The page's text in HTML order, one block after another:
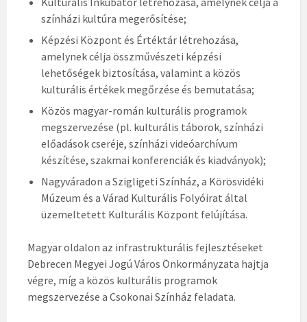
színházi kultúra megerősítése;
Képzési Központ és Értéktár létrehozása,
amelynek célja összművészeti képzési
lehetőségek biztosítása, valamint a közös
kulturális értékek megőrzése és bemutatása;
Közös magyar-román kulturális programok
megszervezése (pl. kulturális táborok, színházi
előadások cseréje, színházi videóarchívum
készítése, szakmai konferenciák és kiadványok);
Nagyváradon a Szigligeti Színház, a Körösvidéki
Múzeum és a Várad Kulturális Folyóirat által
üzemeltetett Kulturális Központ felújítása.
Magyar oldalon az infrastrukturális fejlesztéseket
Debrecen Megyei Jogú Város Önkormányzata hajtja
végre, míg a közös kulturális programok
megszervezése a Csokonai Színház feladata.